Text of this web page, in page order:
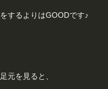
するよりはGOODです♪
元を見ると、